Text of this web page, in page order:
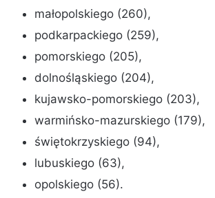
małopolskiego (260),
podkarpackiego (259),
pomorskiego (205),
dolnośląskiego (204),
kujawsko-pomorskiego (203),
warmińsko-mazurskiego (179),
świętokrzyskiego (94),
lubuskiego (63),
opolskiego (56).